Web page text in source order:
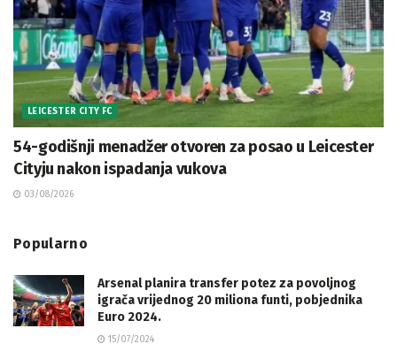
LEICESTER CITY FC
54-godišnji menadžer otvoren za posao u Leicester
Cityju nakon ispadanja vukova
03/08/2026
Popularno
Arsenal planira transfer potez za povoljnog
igrača vrijednog 20 miliona funti, pobjednika
Euro 2024.
15/07/2024